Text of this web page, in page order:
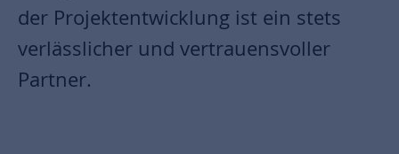
der Projektentwicklung ist ein stets
verlässlicher und vertrauensvoller
Partner.